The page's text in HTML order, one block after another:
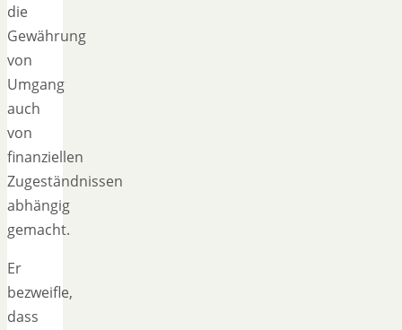
die
Gewährung
von
Umgang
auch
von
finanziellen
Zugeständnissen
abhängig
gemacht.
Er
bezweifle,
dass